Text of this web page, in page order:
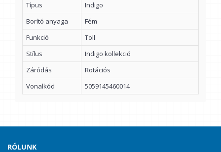
Típus
Indigo
Borító anyaga
Fém
Funkció
Toll
Stílus
Indigo kollekció
Záródás
Rotációs
Vonalkód
5059145460014
RÓLUNK